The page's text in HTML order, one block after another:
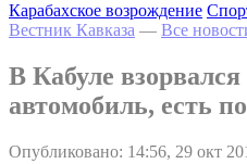
Карабахское возрождение
Вестник Кавказа — Все
В Кабуле
автомобиль, есть
Опубликовано: 14:56, 29 окт